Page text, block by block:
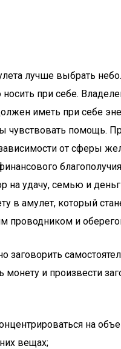
лучше выбрать
при себе.
иметь при себе
чувствовать помощь.
от сферы
на удачу, семью и
в амулет, который
проводником и
заговорить
монету и произвести
на
вещах;